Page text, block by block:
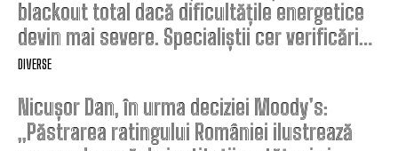
blackout total dacă dificultățile energetice
devin mai severe. Specialiștii cer verificări…
DIVERSE
Nicușor Dan, în urma deciziei Moody’s:
„Păstrarea ratingului României ilustrează